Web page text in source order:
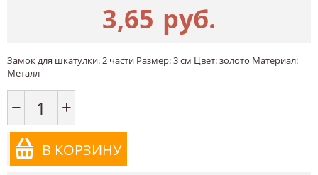
3,65 руб.
Замок для шкатулки. 2 части Размер: 3 см Цвет: золото Материал:
Металл
− +
В КОРЗИНУ